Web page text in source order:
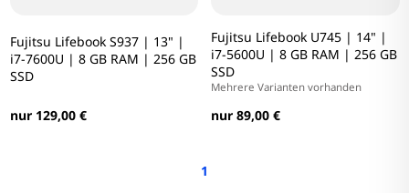
Fujitsu Lifebook S937 | 13" |
i7-7600U | 8 GB RAM | 256 GB
SSD
nur 129,00 €
Fujitsu Lifebook U745 | 14" |
i7-5600U | 8 GB RAM | 256 GB
SSD
Mehrere Varianten vorhanden
nur 89,00 €
1